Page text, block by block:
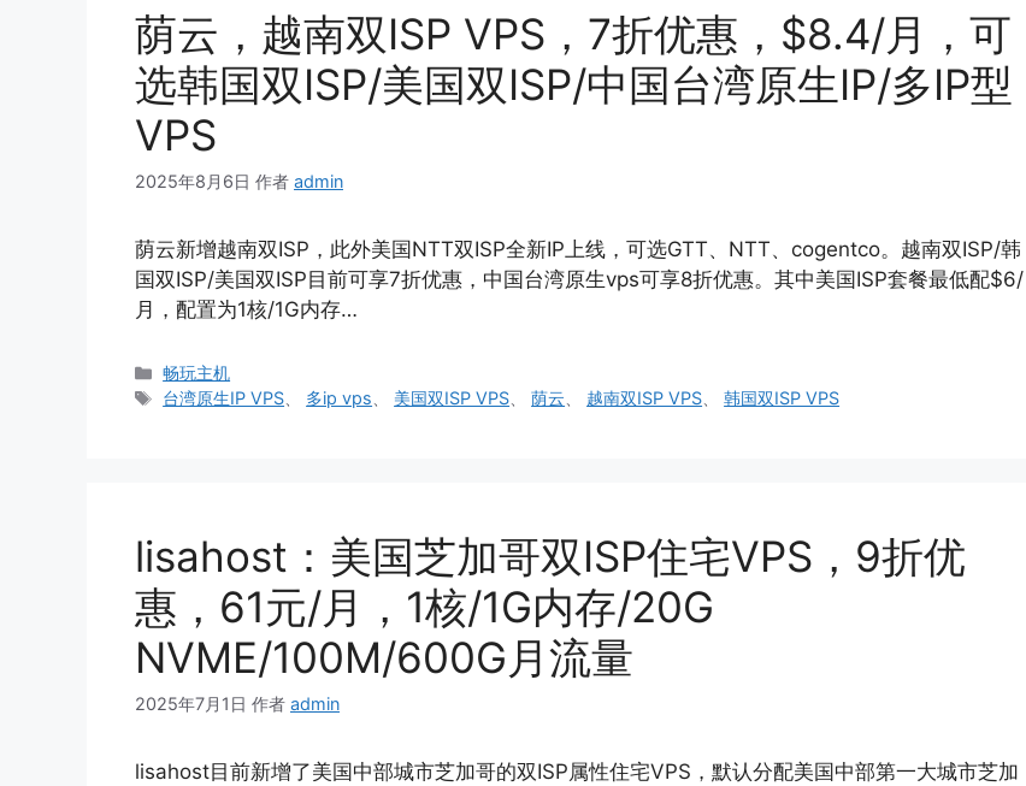
荫云，越南双ISP VPS，7折优惠，$8.4/月，可
选韩国双ISP/美国双ISP/中国台湾原生IP/多IP型
VPS
2025年8月6日 作者 admin
荫云新增越南双ISP，此外美国NTT双ISP全新IP上线，可选GTT、NTT、cogentco。越南双ISP/韩
国双ISP/美国双ISP目前可享7折优惠，中国台湾原生vps可享8折优惠。其中美国ISP套餐最低配$6/
月，配置为1核/1G内存…
分
类
畅玩主机
标
台湾原生IP VPS 多ip vps 美国双ISP VPS 、荫云 越南双ISP VPS 、韩国双ISP VPS
lisahost：美国芝加哥双ISP住宅VPS，9折优
惠，61元/月，1核/1G内存/20G
NVME/100M/600G月流量
2025年7月1日 作者 admin
lisahost目前新增了美国中部城市芝加哥的双ISP属性住宅VPS，默认分配美国中部第一大城市芝加